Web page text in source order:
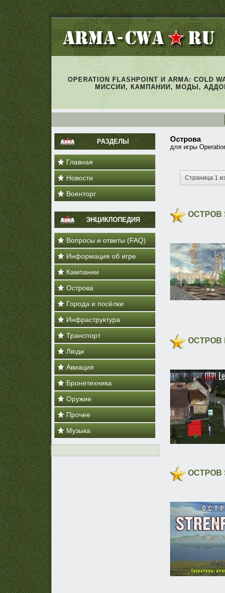
OPERATION FLASHPOINT И ARMA: COLD
МИССИИ, КАМПАНИИ, МОДЫ,
РАЗДЕЛЫ
Главная
Новости
Военторг
ЭНЦИКЛОПЕДИЯ
Вопросы и ответы (FAQ)
Информация об игре
Кампании
Острова
Города и посёлки
Инфраструктура
Транспорт
Люди
Авиация
Бронетехника
Оружие
Прочее
Музыка
Острова
для игры
Страница 1
ОСТРОВ
ОСТРОВ
ОСТРОВ